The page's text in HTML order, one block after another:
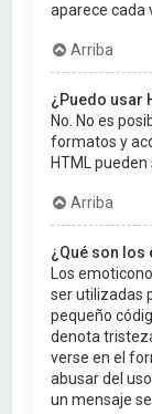
aparece cada
Arriba
¿Puedo usar
No. No es
formatos y
HTML
Arriba
¿Qué son
Los
ser utilizadas
pequeño
denota
verse en el
abusar del
un mensaje